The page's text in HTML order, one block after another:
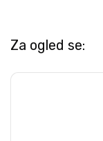
Za ogled se: